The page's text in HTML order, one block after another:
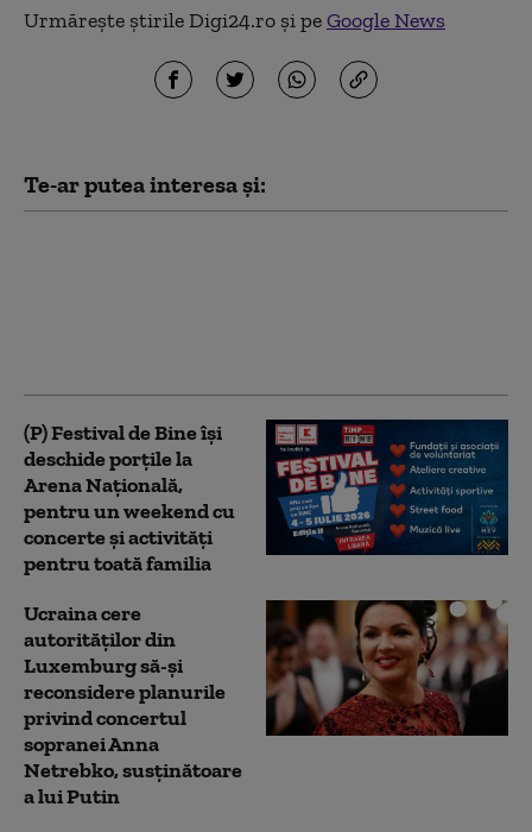
Urmărește știrile Digi24.ro și peGoogle News
Te-ar putea interesa și:
(P) Festival de Bine își
deschide porțile la
Arena Națională,
pentru un weekend cu
concerte și activități
pentru toată familia
Ucraina cere
autorităților din
Luxemburg să-și
reconsidere planurile
privind concertul
sopranei Anna
Netrebko, susținătoare
a lui Putin